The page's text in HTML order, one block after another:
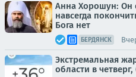
Анна Хорошун: Он
навсегда
Бога нет
БЕРДЯНСК
Экстремальная
области в четверг,